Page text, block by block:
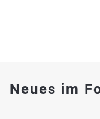
Neues im